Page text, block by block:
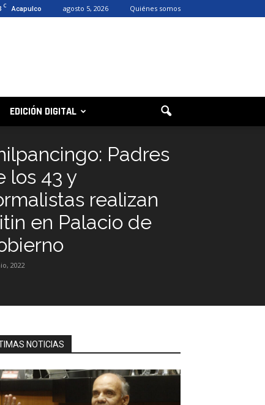
C Acapulco agosto 5, 2026 Quiénes somos
EDICIÓN DIGITAL
Padres
los 43 y
realizan
en Palacio de
2022
NOTICIAS